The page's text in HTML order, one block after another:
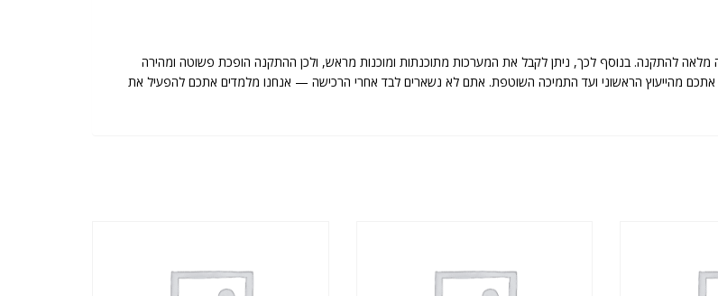
להתקנה. בנוסף לכך, ניתן לקבל את המערכות מתוכנתות ומוכנות מראש, ולכן ההתקנה הופכת פשוטה ומהירה
מלווים אתכם מהייעוץ הראשוני ועד התמיכה השוטפת. אתם לא נשארים לבד אחרי הרכישה — אנחנו מלמדים אתכם להפעיל את